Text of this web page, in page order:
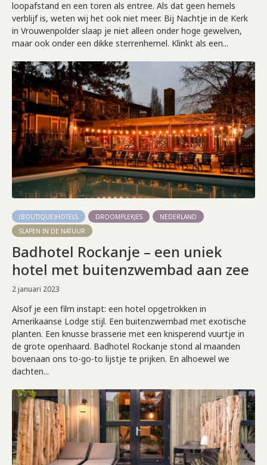
loopafstand en een toren als entree. Als dat geen hemels
verblijf is, weten wij het ook niet meer. Bij Nachtje in de Kerk
in Vrouwenpolder slaap je niet alleen onder hoge gewelven,
maar ook onder een dikke sterrenhemel. Klinkt als een...
(BOUTIQUE)HOTELS DROOMPLEKJES
NEDERLAND
SLAPEN IN DE NATUUR
Badhotel Rockanje – een uniek
hotel met buitenzwembad aan zee
2 januari 2023
Alsof je een film instapt: een hotel opgetrokken in
Amerikaanse Lodge stijl. Een buitenzwembad met exotische
planten. Een knusse brasserie met een knisperend vuurtje in
de grote openhaard. Badhotel Rockanje stond al maanden
bovenaan ons to-go-to lijstje te prijken. En alhoewel we
dachten...